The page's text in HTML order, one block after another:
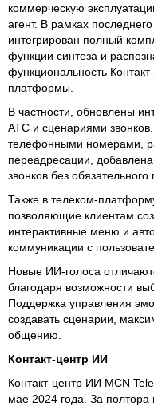
коммерческую
агент. В рамках
интегрирован полный
функции синтеза и
функциональность
платформы.
В частности, обновлены
АТС и сценариями
телефонными номерами,
переадресации,
звонков без
Также в телеком-
позволяющие клиентам
интерактивные меню и
коммуникации с
Новые ИИ-голоса
благодаря возможности
Поддержка управления
создавать сценарии,
общению.
Контакт-центр ИИ
Контакт-центр ИИ MCN
мае 2024 года. За